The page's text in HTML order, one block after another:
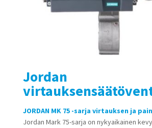
Jordan
JORDAN MK 75 -sarja virtauksen ja
Jordan Mark 75-sarja on nykyaikainen